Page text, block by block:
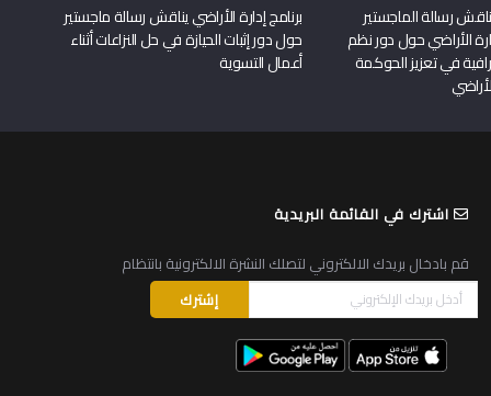
رسالة الماجستير
الأراضي حول دور نظم
في تعزيز الحوكمة
برنامج إدارة الأراضي يناقش رسالة ماجستير
حول دور إثبات الحيازة في حل النزاعات أثناء
أعمال التسوية
اشترك في القائمة البريدية
قم بادخال بريدك الالكتروني لتصلك النشرة الالكترونية بانتظام